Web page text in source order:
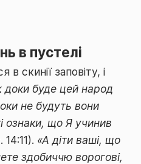
в пустелі
в скинії заповіту, і
доки буде цей народ
не будуть вони
ознаки, що Я учинив
14:11). «А діти ваші, що
здобиччю ворогові,